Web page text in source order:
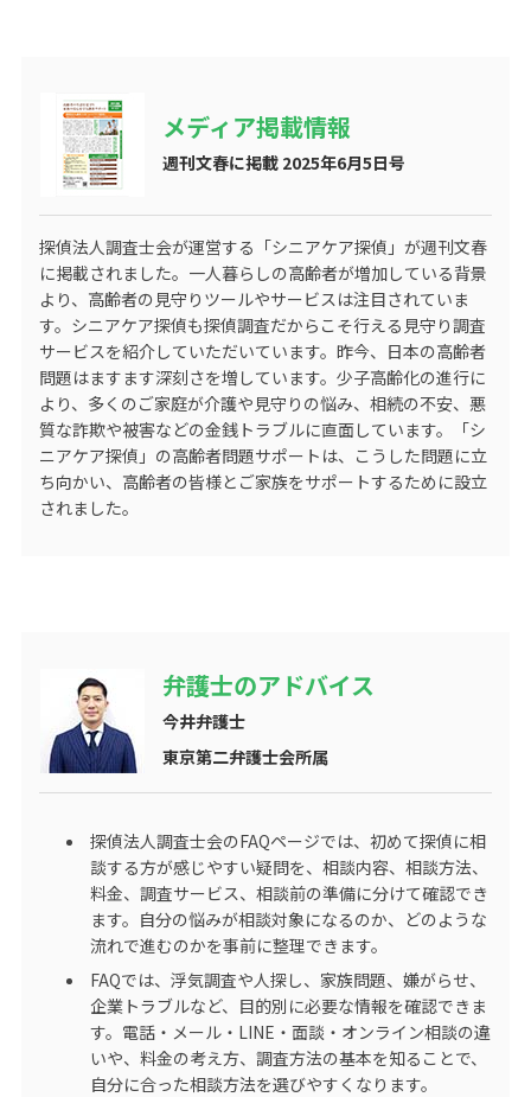
メディア掲載情報
週刊文春に掲載 2025年6月5日号
探偵法人調査士会が運営する 「シニアケア探偵」 が週刊文春
に掲載されました。一人暮らしの高齢者が増加している背景
より、高齢者の見守りツールやサービスは注目されていま
す。シニアケア探偵も探偵調査だからこそ行える見守り調査
サービスを紹介していただいています。昨今、日本の高齢者
問題はますます深刻さを増しています。少子高齢化の進行に
より、多くのご家庭が介護や見守りの悩み、相続の不安、悪
質な詐欺や被害などの金銭トラブルに直面しています。「シ
ニアケア探偵」の高齢者問題サポートは、こうした問題に立
ち向かい、高齢者の皆様とご家族をサポートするために設立
されました。
弁護士のアドバイス
今井弁護士
東京第二弁護士会所属
探偵法人調査士会のFAQページでは、初めて探偵に相
談する方が感じやすい疑問を、相談内容、相談方法、
料金、調査サービス、相談前の準備に分けて確認でき
ます。自分の悩みが相談対象になるのか、どのような
流れで進むのかを事前に整理できます。
FAQでは、浮気調査や人探し、家族問題、嫌がらせ、
企業トラブルなど、目的別に必要な情報を確認できま
す。電話・メール・LINE・面談・オンライン相談の違
いや、料金の考え方、調査方法の基本を知ることで、
自分に合った相談方法を選びやすくなります。